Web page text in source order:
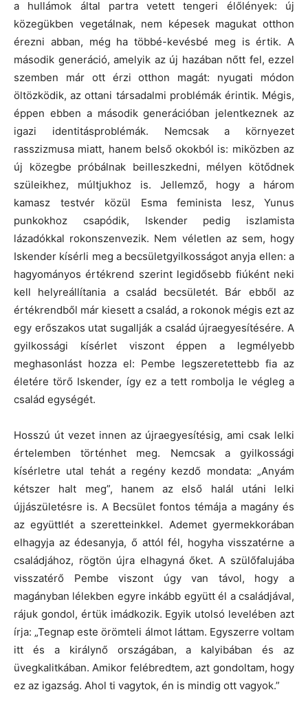
a hullámok által partra vetett tengeri élőlények: új
közegükben vegetálnak, nem képesek magukat otthon
érezni abban, még ha többé-kevésbé meg is értik. A
második generáció, amelyik az új hazában nőtt fel, ezzel
szemben már ott érzi otthon magát: nyugati módon
öltözködik, az ottani társadalmi problémák érintik. Mégis,
éppen ebben a második generációban jelentkeznek az
igazi identitásproblémák. Nemcsak a környezet
rasszizmusa miatt, hanem belső okokból is: miközben az
új közegbe próbálnak beilleszkedni, mélyen kötődnek
szüleikhez, múltjukhoz is. Jellemző, hogy a három
kamasz testvér közül Esma feminista lesz, Yunus
punkokhoz csapódik, Iskender pedig iszlamista
lázadókkal rokonszenvezik. Nem véletlen az sem, hogy
Iskender kísérli meg a becsületgyilkosságot anyja ellen: a
hagyományos értékrend szerint legidősebb fiúként neki
kell helyreállítania a család becsületét. Bár ebből az
értékrendből már kiesett a család, a rokonok mégis ezt az
egy erőszakos utat sugallják a család újraegyesítésére. A
gyilkossági kísérlet viszont éppen a legmélyebb
meghasonlást hozza el: Pembe legszeretettebb fia az
életére törő Iskender, így ez a tett rombolja le végleg a
család egységét.
Hosszú út vezet innen az újraegyesítésig, ami csak lelki
értelemben történhet meg. Nemcsak a gyilkossági
kísérletre utal tehát a regény kezdő mondata: „Anyám
kétszer halt meg”, hanem az első halál utáni lelki
újjászületésre is. A Becsület fontos témája a magány és
az együttlét a szeretteinkkel. Ademet gyermekkorában
elhagyja az édesanyja, ő attól fél, hogyha visszatérne a
családjához, rögtön újra elhagyná őket. A szülőfalujába
visszatérő Pembe viszont úgy van távol, hogy a
magányban lélekben egyre inkább együtt él a családjával,
rájuk gondol, értük imádkozik. Egyik utolsó levelében azt
írja: „Tegnap este örömteli álmot láttam. Egyszerre voltam
itt és a királynő országában, a kalyibában és az
üvegkalitkában. Amikor felébredtem, azt gondoltam, hogy
ez az igazság. Ahol ti vagytok, én is mindig ott vagyok.”